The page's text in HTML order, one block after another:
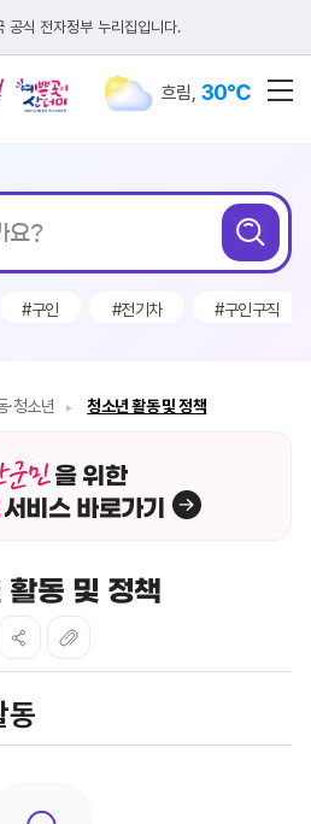
공식 전자정부 누리집입니다.
흐림, 30℃
통합검색
찾고
계신가요?
검
#구인 #전기차 #구인구직
·청소년 청소년 활동 및 정책
을 위한
서비스 바로가기
활동 및 정책
동